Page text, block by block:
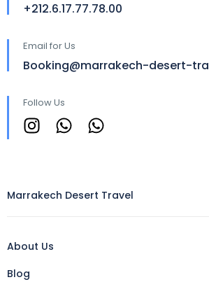
+212.6.17.77.78.00
Email for Us
Booking@marrakech-desert-
Follow Us
Marrakech Desert Travel
About Us
Blog